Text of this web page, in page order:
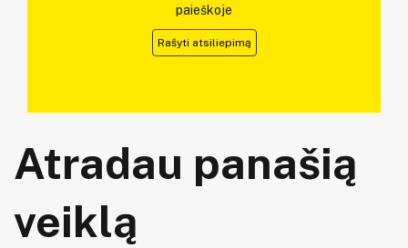
paieškoje
Rašyti atsiliepimą
Atradau panašią
veiklą